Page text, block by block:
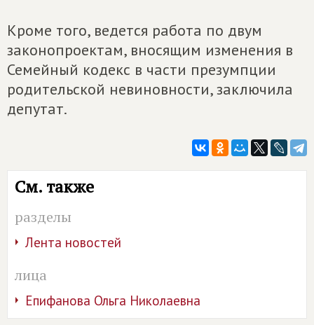
Кроме того, ведется работа по двум
законопроектам, вносящим изменения в
Семейный кодекс в части презумпции
родительской невиновности, заключила
депутат.
См. также
разделы
Лента новостей
лица
Епифанова Ольга Николаевна